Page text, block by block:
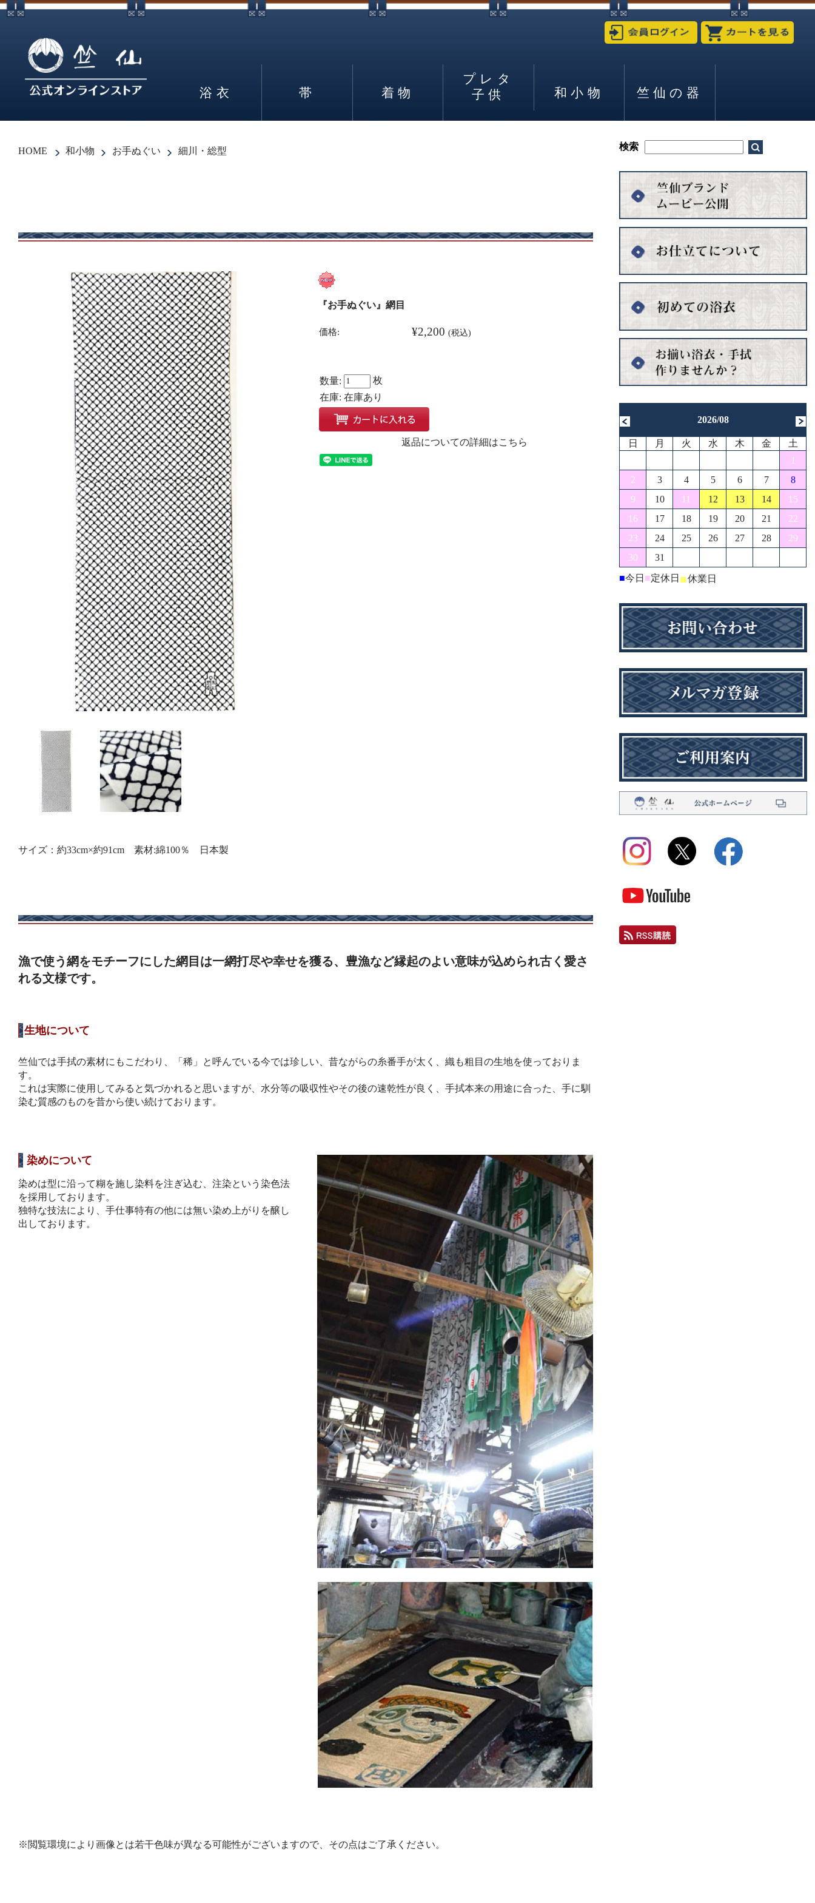
浴衣 帯 着物
プレタ
子供
和小物 竺仙の器
HOME 和小物 お手ぬぐい 細川・総型
『お手ぬぐい』網目
価格: ¥2,200 (税込)
数量:
枚
在庫: 在庫あり
返品についての詳細はこちら
サイズ：約33cm×約91cm 素材:綿100％ 日本製
漁で使う網をモチーフにした網目は一網打尽や幸せを獲る、豊漁など縁起のよい意味が込められ古く愛さ
れる文様です。
生地について
竺仙では手拭の素材にもこだわり、「稀」と呼んでいる今では珍しい、昔ながらの糸番手が太く、織も粗目の生地を使っておりま
す。
これは実際に使用してみると気づかれると思いますが、水分等の吸収性やその後の速乾性が良く、手拭本来の用途に合った、手に馴
染む質感のものを昔から使い続けております。
染めについて
染めは型に沿って糊を施し染料を注ぎ込む、注染という染色法
を採用しております。
独特な技法により、手仕事特有の他には無い染め上がりを醸し
出しております。
※閲覧環境により画像とは若干色味が異なる可能性がございますので、その点はご了承ください。
2026/08
日 月 火 水 木 金
土
1
2
3 4 5 6 7
8
9
10 11 12 13 14
15
16
17 18 19 20 21
22
23
24 25 26 27 28
29
30
31
■今日 ■定休日 ■休業日